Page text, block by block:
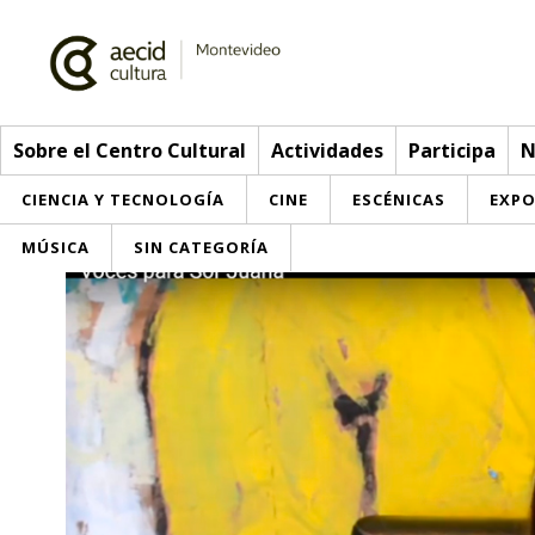
Sobre el Centro Cultural Actividades Participa
CIENCIA Y TECNOLOGÍA CINE ESCÉNICAS
MÚSICA SIN CATEGORÍA
Sobre el Centro Cultural
Red AECID
Instalaciones
Visítanos
Actividades
> Ir a Actividades
Esta semana
Inscripciones
Envíanos tu propuesta
Buzón de sugerencias
Noticias
Convocatorias